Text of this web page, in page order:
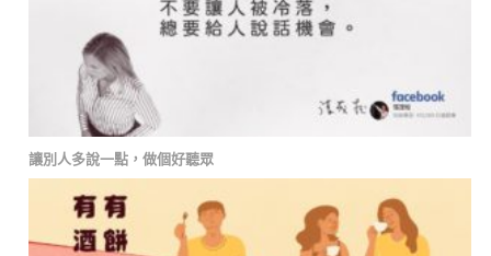
讓別人多說一點，做個好聽眾